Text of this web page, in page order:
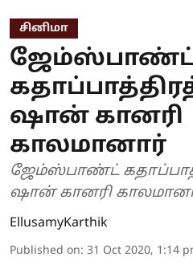
சினிமா
ஷான் கானரி
காலமானார்
ஜேம்ஸ்பாண்ட்
ஷான் கானரி
EllusamyKarthik
Published on: 31 Oct 2020, 1:14